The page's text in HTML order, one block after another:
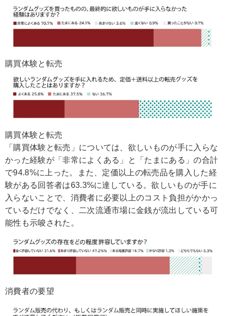
購買体験と転売
購買体験と転売
「購買体験と転売」については、欲しいものが手に入らな
かった経験が「非常によくある」と「たまにある」の合計
で94.8%に上った。また、定価以上の転売品を購入した経
験がある回答者は63.3%に達している。欲しいものが手に
入らないことで、消費者に必要以上のコスト負担がかかっ
ているだけでなく、二次流通市場に金銭が流出している可
能性も示唆された。
消費者の要望